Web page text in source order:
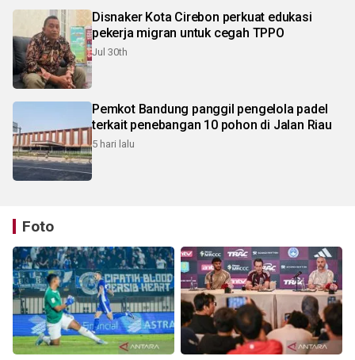
Disnaker Kota Cirebon perkuat edukasi
pekerja migran untuk cegah TPPO
Jul 30th
Pemkot Bandung panggil pengelola padel
terkait penebangan 10 pohon di Jalan Riau
5 hari lalu
Foto